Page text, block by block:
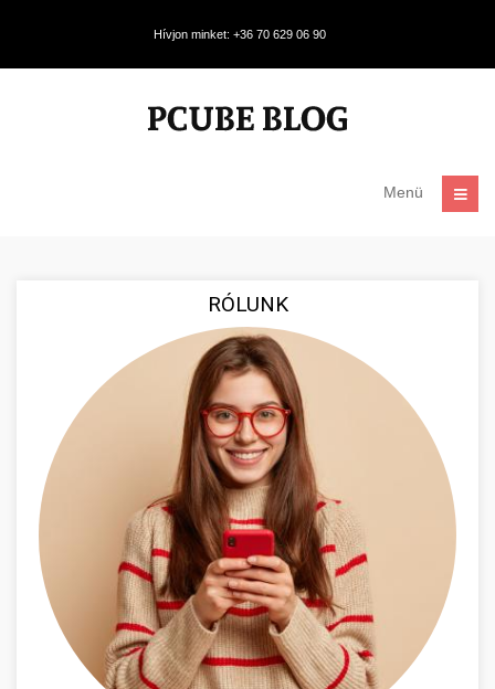
Hívjon minket: +36 70 629 06 90
Menü
RÓLUNK